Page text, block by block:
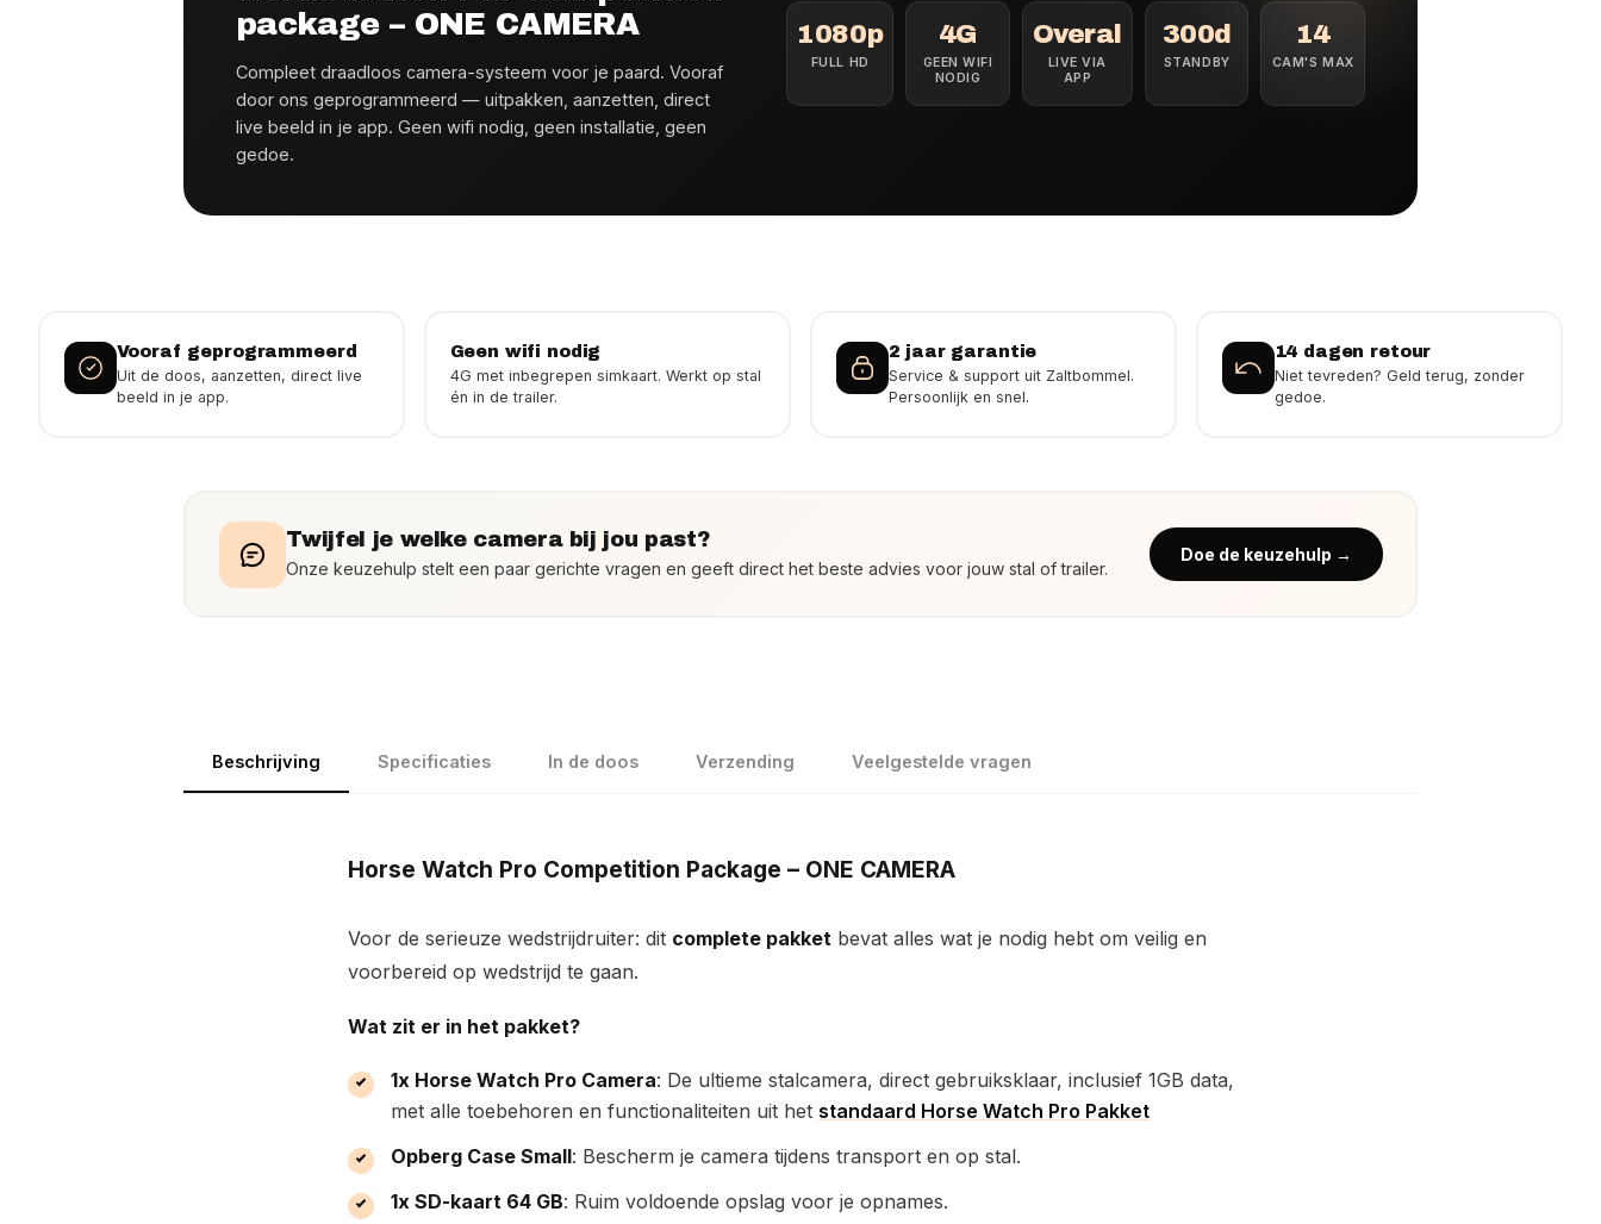
package – ONE CAMERA
Compleet draadloos camera-systeem voor je paard. Vooraf
door ons geprogrammeerd — uitpakken, aanzetten, direct
live beeld in je app. Geen wifi nodig, geen installatie, geen
gedoe.
1080p
FULL HD
4G
GEEN WIFI
NODIG
Overal
LIVE VIA
APP
300d
STANDBY
14
CAM'S MAX
Vooraf geprogrammeerd
Uit de doos, aanzetten, direct live
beeld in je app.
Geen wifi nodig
4G met inbegrepen simkaart. Werkt op stal
én in de trailer.
2 jaar garantie
Service & support uit Zaltbommel.
Persoonlijk en snel.
14 dagen retour
Niet tevreden? Geld terug, zonder
gedoe.
Twijfel je welke camera bij jou past?
Onze keuzehulp stelt een paar gerichte vragen en geeft direct het beste advies voor jouw stal of trailer.
Doe de keuzehulp →
Beschrijving Specificaties In de doos Verzending Veelgestelde vragen
Horse Watch Pro Competition Package – ONE CAMERA
Voor de serieuze wedstrijdruiter: dit complete pakket bevat alles wat je nodig hebt om veilig en
voorbereid op wedstrijd te gaan.
Wat zit er in het pakket?
1x Horse Watch Pro Camera: De ultieme stalcamera, direct gebruiksklaar, inclusief 1GB data,
met alle toebehoren en functionaliteiten uit het standaard Horse Watch Pro Pakket
Opberg Case Small: Bescherm je camera tijdens transport en op stal.
1x SD-kaart 64 GB: Ruim voldoende opslag voor je opnames.